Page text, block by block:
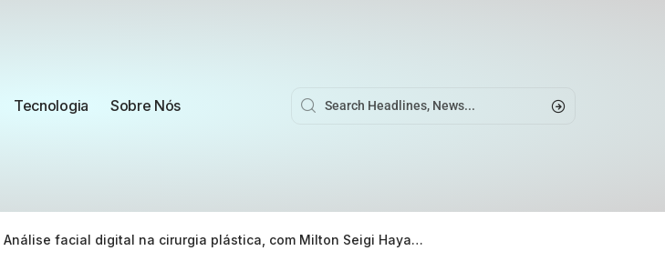
Tecnologia Sobre Nós
Análise facial digital na cirurgia plástica, com Milton Seigi Hayashi